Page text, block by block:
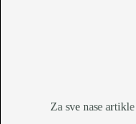
Za sve nase